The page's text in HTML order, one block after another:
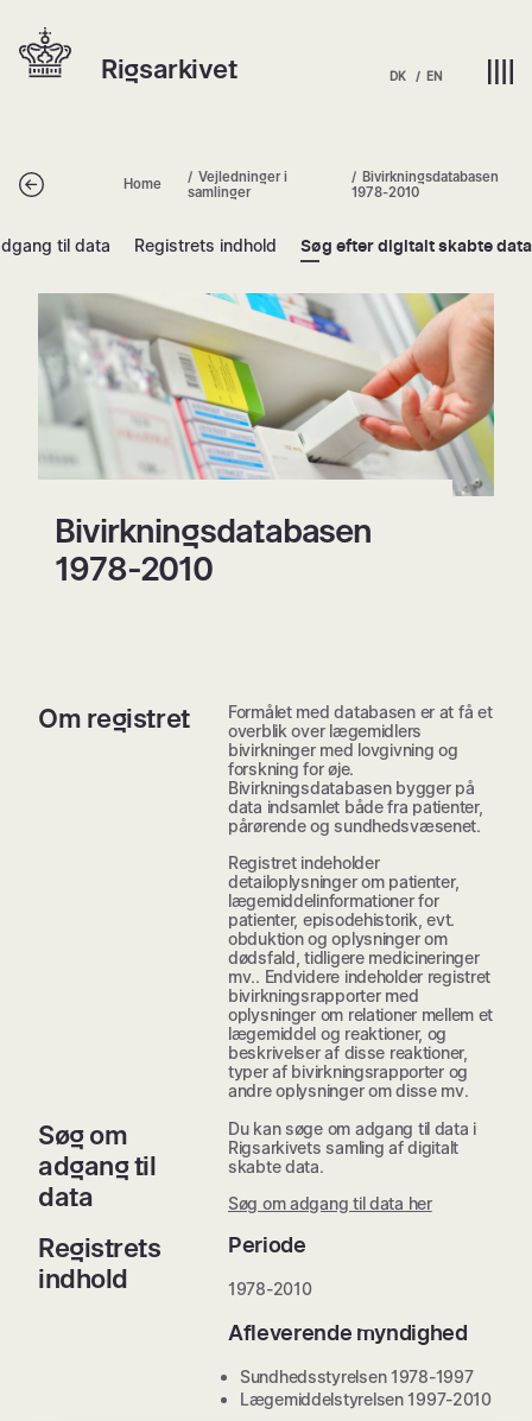
Spring
indhold
Hjem | Home
Rigsarkivet DK EN
Tilbage Home
Vejledninger i
samlinger
Bivirkningsdatabasen
1978-2010
til data Registrets indhold Søg efter digitalt skabte data
Bivirkningsdatabasen 1978-2010
Bivirkningsdatabasen
1978-2010
Om registret
Formålet med databasen er at få et
overblik over lægemidlers
bivirkninger med lovgivning og
forskning for øje.
Bivirkningsdatabasen bygger på
data indsamlet både fra patienter,
pårørende og sundhedsvæsenet.
Registret indeholder
detailoplysninger om patienter,
lægemiddelinformationer for
patienter, episodehistorik, evt.
obduktion og oplysninger om
dødsfald, tidligere medicineringer
mv.. Endvidere indeholder registret
bivirkningsrapporter med
oplysninger om relationer mellem et
lægemiddel og reaktioner, og
beskrivelser af disse reaktioner,
typer af bivirkningsrapporter og
andre oplysninger om disse mv.
Søg om
adgang til
data
Du kan søge om adgang til data i
Rigsarkivets samling af digitalt
skabte data.
Søg om adgang til data her
Registrets
indhold
Periode
1978-2010
Afleverende myndighed
Sundhedsstyrelsen 1978-1997
Lægemiddelstyrelsen 1997-2010